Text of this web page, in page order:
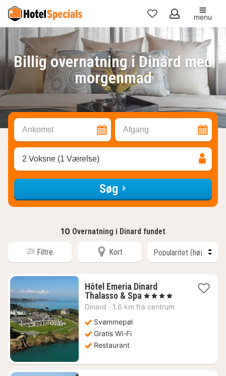
Mine
favoritter
menu
Billig overnatning i Dinard med
morgenmad
Ankomst Afgang
2 Voksne (1 Værelse)
Søg
10 Overnatning i Dinard fundet
Filtre Kort
Hôtel Emeria Dinard
Thalasso & Spa 1
nat
, 4 Stjerner
Dinard · 1.6 km fra centrum
Svømmepøl
Gratis Wi-Fi
Restaurant